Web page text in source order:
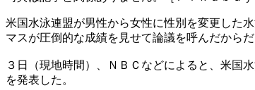
米国水泳連盟が男性から女性に性別を変更した
マスが圧倒的な成績を見せて論議を呼んだから
３日（現地時間）、ＮＢＣなどによると、米国
を発表した。